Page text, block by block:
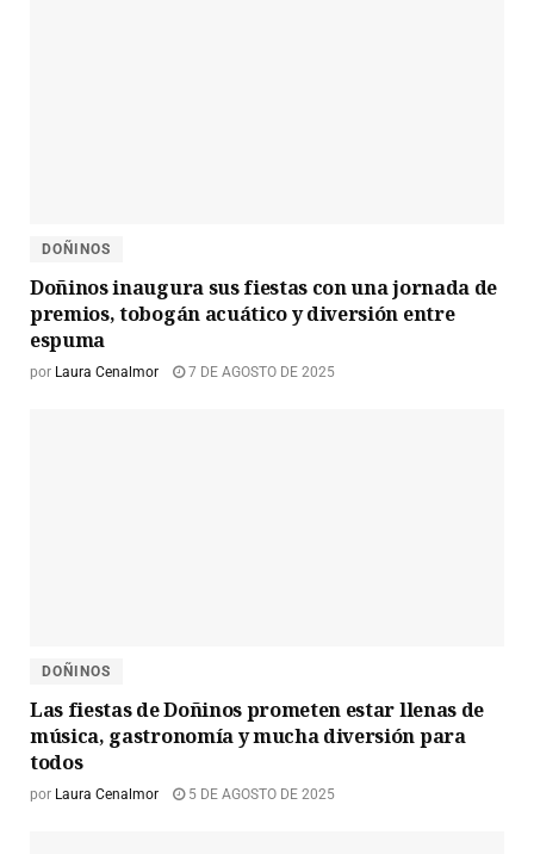
DOÑINOS
Doñinos inaugura sus fiestas con una jornada de
premios, tobogán acuático y diversión entre
espuma
por Laura Cenalmor 7 DE AGOSTO DE 2025
DOÑINOS
Las fiestas de Doñinos prometen estar llenas de
música, gastronomía y mucha diversión para
todos
por Laura Cenalmor 5 DE AGOSTO DE 2025